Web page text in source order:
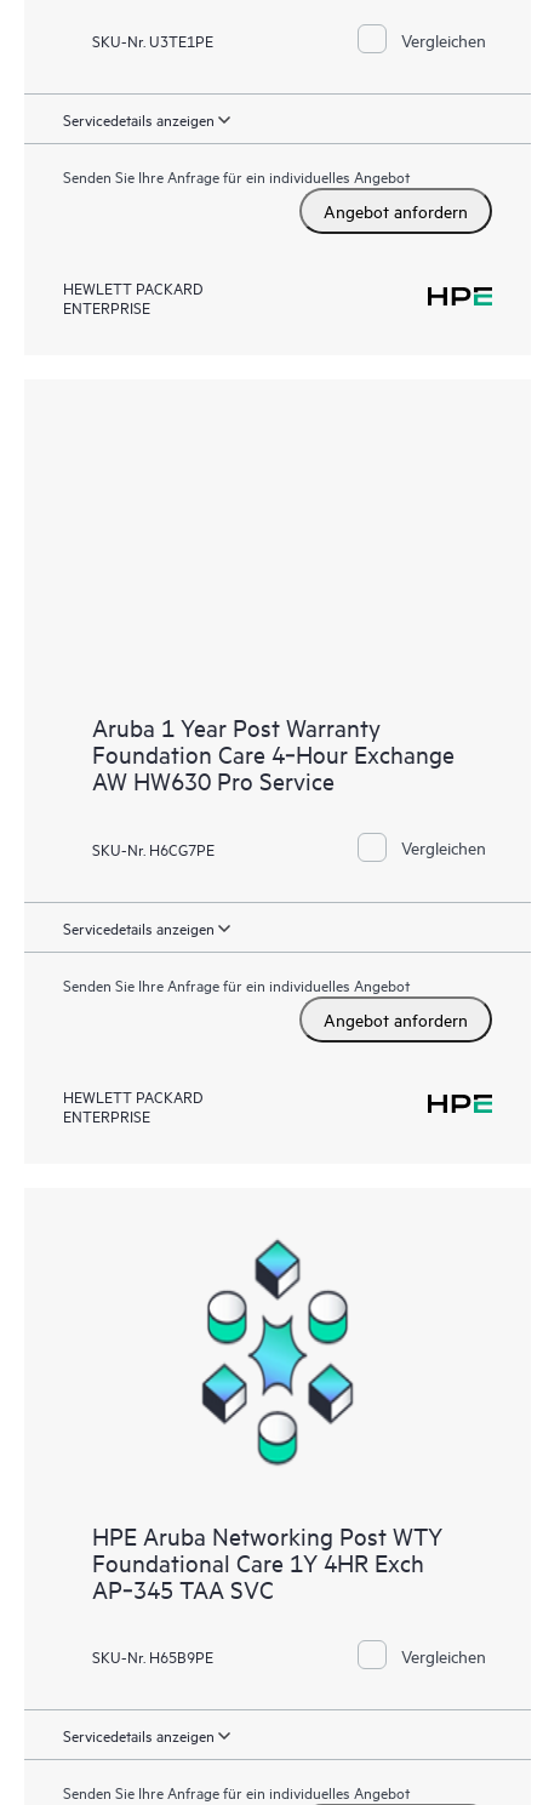
SKU-Nr. U3TE1PE Vergleichen
Servicedetails anzeigen
Senden Sie Ihre Anfrage für ein individuelles Angebot
Angebot anfordern
HEWLETT PACKARD
ENTERPRISE
Aruba 1 Year Post Warranty
Foundation Care 4‑Hour Exchange
AW HW630 Pro Service
SKU-Nr. H6CG7PE Vergleichen
Servicedetails anzeigen
Senden Sie Ihre Anfrage für ein individuelles Angebot
Angebot anfordern
HEWLETT PACKARD
ENTERPRISE
HPE Aruba Networking Post WTY
Foundational Care 1Y 4HR Exch
AP‑345 TAA SVC
SKU-Nr. H65B9PE Vergleichen
Servicedetails anzeigen
Senden Sie Ihre Anfrage für ein individuelles Angebot